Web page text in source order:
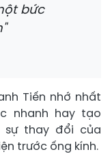
bức
Tiến nhớ nhất
nhanh hay tạo
thay đổi của
trước ống kính.